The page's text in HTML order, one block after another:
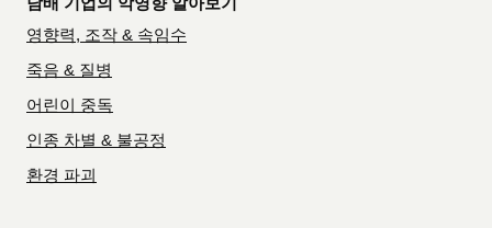
담배 기업의 악영향 알아보기
영향력, 조작 & 속임수
죽음 & 질병
어린이 중독
인종 차별 & 불공정
환경 파괴